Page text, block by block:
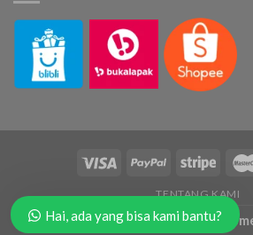
TENTANG KAMI
Copyright 2026 ©
Hai, ada yang bisa kami bantu?